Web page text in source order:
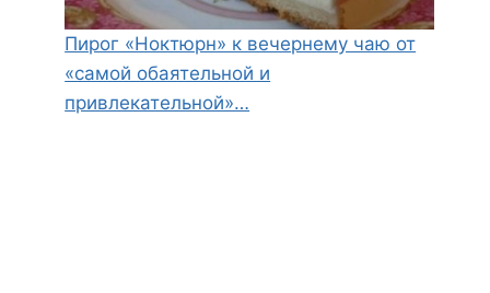
Пирог «Ноктюрн» к вечернему чаю от
«самой обаятельной и
привлекательной»…